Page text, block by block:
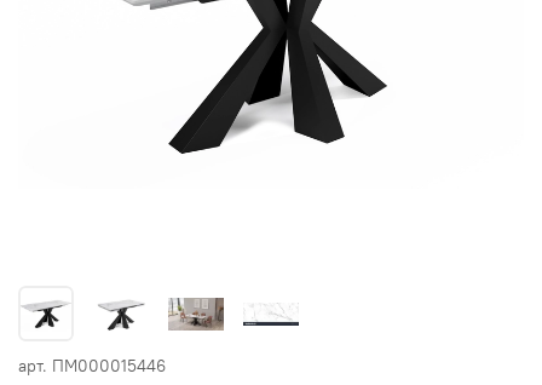
арт. ПМ000015446